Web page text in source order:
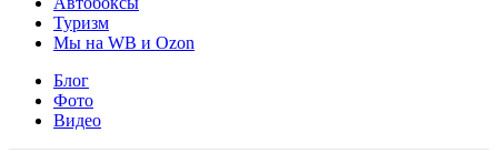
Туризм
Мы на WB и Ozon
Блог
Фото
Видео